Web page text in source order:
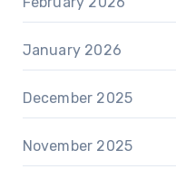
January 2026
December 2025
November 2025